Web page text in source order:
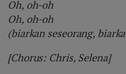
Oh, oh-oh
Oh, oh-oh
(biarkan seseorang,
[Chorus: Chris, Selena]